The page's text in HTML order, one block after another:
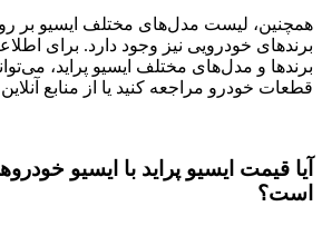
همچنین، لیست مدل‌های مختلف ایسیو بر
برندهای خودرویی نیز وجود دارد. برای
برندها و مدل‌های مختلف ایسیو پراید،
قطعات خودرو مراجعه کنید یا از منابع
آیا قیمت ایسیو پراید با ایسیو
است؟